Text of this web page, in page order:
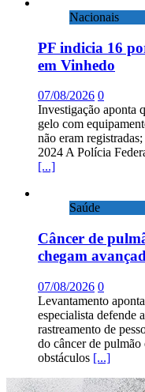
Nacionais
PF indicia 16
em Vinhedo
07/08/2026 0
Investigação aponta
gelo com
não eram
2024 A Polícia
[...]
Saúde
Câncer de
chegam
07/08/2026 0
Levantamento
especialista defende
rastreamento de
do câncer de
obstáculos [...]